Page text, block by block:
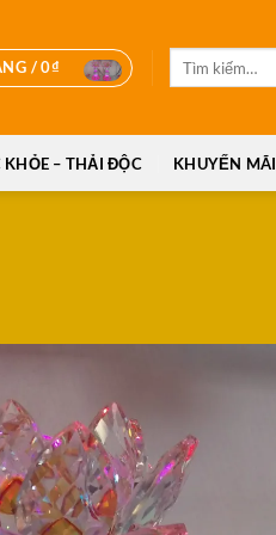
/0₫
– THẢI ĐỘC KHUYẾN MÃI